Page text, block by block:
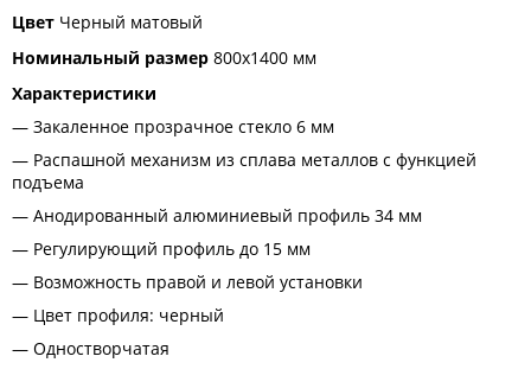
Цвет Черный матовый
Номинальный размер 800х1400 мм
Характеристики
Закаленное прозрачное стекло 6 мм
Распашной механизм из сплава металлов с функцией
подъема
Анодированный алюминиевый профиль 34 мм
Регулирующий профиль до 15 мм
Возможность правой и левой установки
Цвет профиля: черный
Одностворчатая